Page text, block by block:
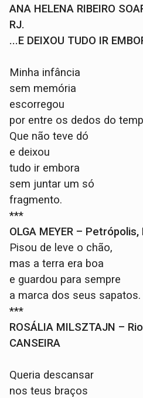
ANA HELENA RIBEIRO
RJ.
...E DEIXOU TUDO IR
Minha infância
sem memória
escorregou
por entre os dedos do
Que não teve dó
e deixou
tudo ir embora
sem juntar um só
fragmento.
***
OLGA MEYER – Petrópolis,
Pisou de leve o chão,
mas a terra era boa
e guardou para sempre
a marca dos seus sapatos.
***
ROSÁLIA MILSZTAJN –
CANSEIRA
Queria descansar
nos teus braços